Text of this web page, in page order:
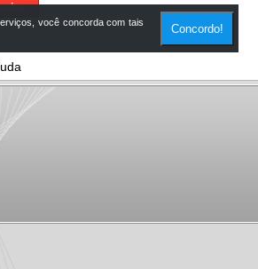
você concorda com tais
Concordo!